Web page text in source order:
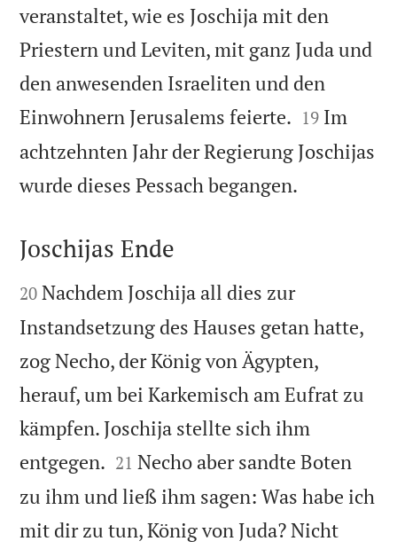
veranstaltet, wie es Joschija mit den
Priestern und Leviten, mit ganz Juda und
den anwesenden Israeliten und den
Einwohnern Jerusalems feierte. 

19 Im
achtzehnten Jahr der Regierung Joschijas
wurde dieses Pessach begangen.

Joschijas Ende

20 Nachdem Joschija all dies zur
Instandsetzung des Hauses getan hatte,
zog Necho, der König von Ägypten,
herauf, um bei Karkemisch am Eufrat zu
kämpfen. Joschija stellte sich ihm
entgegen. 

21 Necho aber sandte Boten
zu ihm und ließ ihm sagen: Was habe ich
mit dir zu tun, König von Juda? Nicht